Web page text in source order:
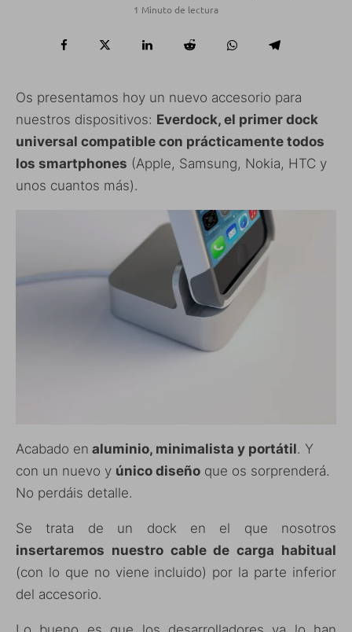
1 Minuto de lectura
Os presentamos hoy un nuevo accesorio para
nuestros dispositivos: Everdock, el primer dock
universal compatible con prácticamente todos
los smartphones (Apple, Samsung, Nokia, HTC y
unos cuantos más).
Acabado en aluminio, minimalista y portátil. Y
con un nuevo y único diseño que os sorprenderá.
No perdáis detalle.
Se trata de un dock en el que nosotros
insertaremos nuestro cable de carga habitual
(con lo que no viene incluido) por la parte inferior
del accesorio.